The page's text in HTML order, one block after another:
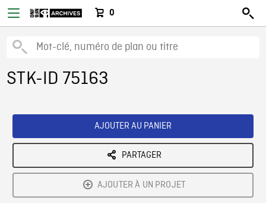
0
STK-ID 75163
AJOUTER AU PANIER
PARTAGER
AJOUTER À UN PROJET